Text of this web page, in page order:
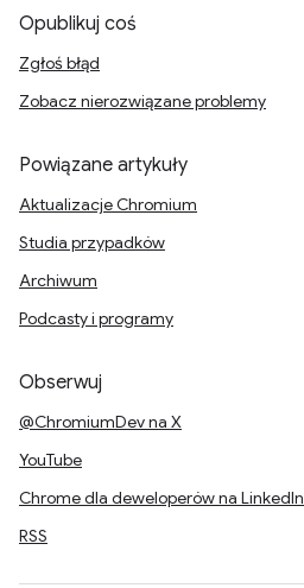
Opublikuj coś
Zgłoś błąd
Zobacz nierozwiązane problemy
Powiązane artykuły
Aktualizacje Chromium
Studia przypadków
Archiwum
Podcasty i programy
Obserwuj
@ChromiumDev na X
YouTube
Chrome dla deweloperów na LinkedIn
RSS